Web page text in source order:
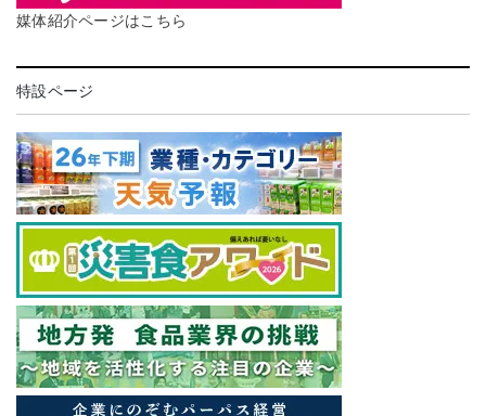
媒体紹介ページはこちら
特設ページ